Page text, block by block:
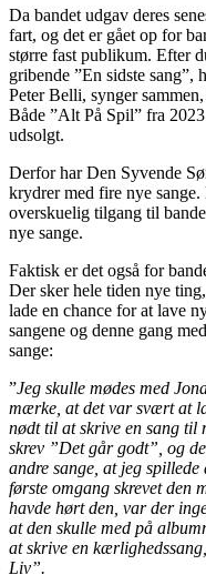
Da bandet udgav deres
fart, og det er gået op for
større fast publikum. Efter
gribende ”En sidste sang”,
Peter Belli, synger
Både ”Alt På Spil” fra
udsolgt.
Derfor har Den Syvende
krydrer med fire nye sange.
overskuelig tilgang til
nye sange.
Faktisk er det også for
Der sker hele tiden nye
lade en chance for at lave
sangene og denne gang
sange:
”Jeg skulle mødes med
mærke, at det var svært at
nødt til at skrive en sang til
skrev ”Det går godt”, og
andre sange, at jeg
første omgang skrevet den
havde hørt den, var der
at den skulle med på
at skrive en
Liv”.